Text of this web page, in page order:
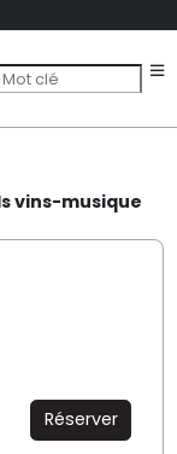
vins-musique
Réserver